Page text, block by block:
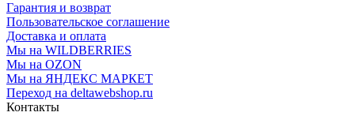
Гарантия и возврат
Пользовательское соглашение
Доставка и оплата
Мы на WILDBERRIES
Мы на OZON
Мы на ЯНДЕКС МАРКЕТ
Переход на deltawebshop.ru
Контакты